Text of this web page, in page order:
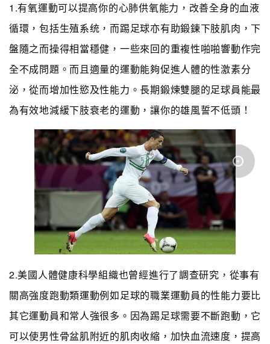
1.有氧運動可以提高你的心肺供氧能力，改善全身的血液
循環，包括生殖系统，而踢足球亦有助鍛鍊下肢肌肉，下
盤隨之而操得相當穩健，一些來回的重複性啪啪響動作完
全不成問題。而且適量的運動能夠促進人體的性激素分
泌，從而增加性慾及性能力。長期鍛煉雙腿的足球員能最
為有效地減緩下肢衰老的運動，讓你的雄風誓不低頭！
2.美國人體健康科學組織也曾經進行了調查研究，從事有
關高強度跑動類運動例如足球的職業運動員的性能力要比
其它運動員和常人強很多。因為踢足球需要不斷跑動，它
可以使男性骨盆肌附近的肌肉收縮，加快血流速度，提高